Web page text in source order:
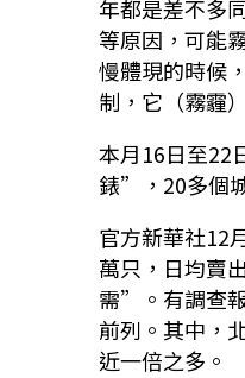
年都是差不多
等原因，可能
慢體現的時候
制，它（霧霾
本月16日至22
錶”，20多個
官方新華社12
萬只，日均賣
需”。有調查
前列。其中，
近一倍之多。